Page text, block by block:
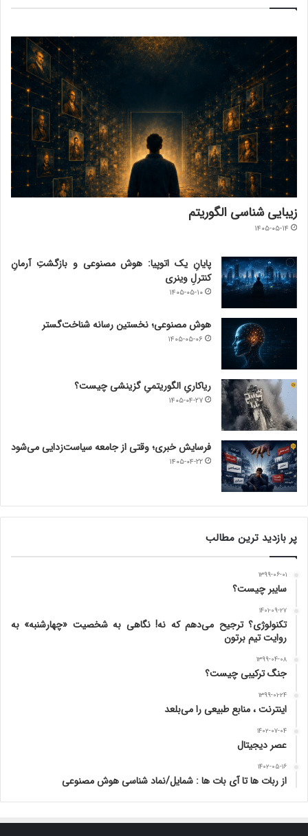
زیبایی شناسی الگوریتم
۱۴۰۵-۰۵-۱۴
پایانِ یک اتوپیا: هوش مصنوعی و بازگشتِ آرمانِ
کنترلِ وینری
۱۴۰۵-۰۵-۱۰
هوش مصنوعی؛ نخستین رسانه شناخت‌گستر
۱۴۰۵-۰۵-۰۶
ریاکاریِ الگوریتمیِ گزینشی چیست؟
۱۴۰۵-۰۴-۲۷
فرسایش خبری؛ وقتی از جامعه سیاست‌زدایی می‌شود
۱۴۰۵-۰۴-۲۲
پر بازدید ترین مطالب
۱۳۹۹-۰۶-۰۱
سایبر چیست؟
۱۴۰۱-۰۹-۲۷
تکنولوژی؟ ترجیح می‌دهم که نه! نگاهی به شخصیت «چهارشنبه» به
روایت تیم برتون
۱۳۹۹-۰۴-۰۸
جنگ ترکیبی چیست؟
۱۳۹۹-۰۱-۲۴
اینترنت ، منابع طبیعی را می‌بلعد
۱۴۰۲-۰۷-۰۴
عصر دیجیتال
۱۴۰۲-۰۵-۱۶
از ربات ها تا آی بات ها : شمایل/نماد شناسی هوش مصنوعی